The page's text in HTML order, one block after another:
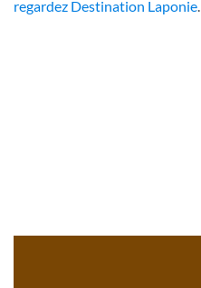
regardez Destination Laponie.